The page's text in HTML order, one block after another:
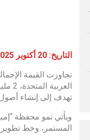
التاريخ: 20 أكتوبر 2025 – دبي، الإمارات العربية المتحدة
تجاوزت القيمة
تهدف إلى إنشاء
ويأتي نمو محفظة
المستمر، وخط تطوير